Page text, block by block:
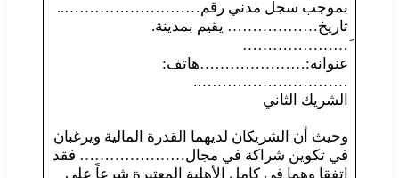
بموجب سجل مدني رقم………………………..
تاريخ……………… يقيم بمدينة.
َ…………………
عنوانه:…………………هاتف:
………………………….
الشريك الثاني
وحيث أن الشريكان لديهما القدرة المالية ويرغبان
في تكوين شراكة في مجال………………… فقد
اتفقا وهما في كامل الأهلية المعتبرة شرعاً على